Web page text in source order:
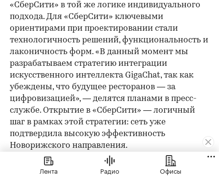
«СберСити» в той же логике индивидуального
подхода. Для «СберСити» ключевыми
ориентирами при проектировании стали
технологичность решений, функциональность и
лаконичность форм. «В данный момент мы
разрабатываем стратегию интеграции
искусственного интеллекта GigaChat, так как
убеждены, что будущее ресторанов — за
цифровизацией», — делятся планами в пресс-
службе. Открытие в «СберСити» — логичный
шаг в рамках этой стратегии: сеть уже
подтвердила высокую эффективность
Новорижского направления.
Как арендатору не прогадать
Лента Радио Офисы